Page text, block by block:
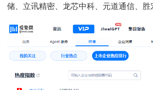
储、立讯精密、龙芯中科、元道通信、胜